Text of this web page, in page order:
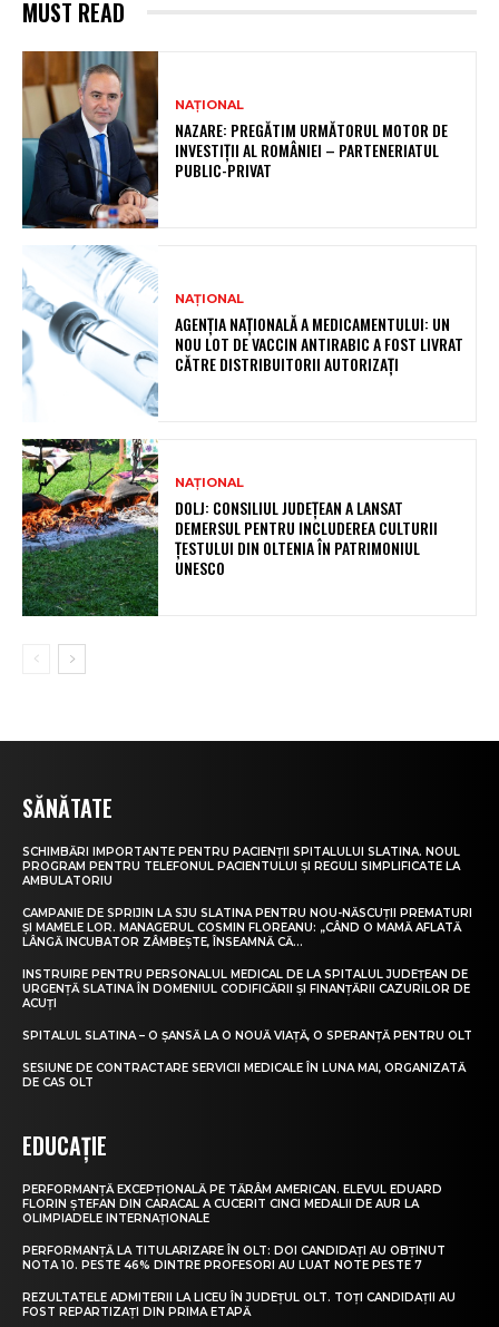
MUST READ
NAȚIONAL
NAZARE: PREGĂTIM URMĂTORUL MOTOR DE
INVESTIȚII AL ROMÂNIEI – PARTENERIATUL
PUBLIC-PRIVAT
NAȚIONAL
AGENȚIA NAȚIONALĂ A MEDICAMENTULUI: UN
NOU LOT DE VACCIN ANTIRABIC A FOST LIVRAT
CĂTRE DISTRIBUITORII AUTORIZAȚI
NAȚIONAL
DOLJ: CONSILIUL JUDEȚEAN A LANSAT
DEMERSUL PENTRU INCLUDEREA CULTURII
ȚESTULUI DIN OLTENIA ÎN PATRIMONIUL
UNESCO
SĂNĂTATE
SCHIMBĂRI IMPORTANTE PENTRU PACIENȚII SPITALULUI SLATINA. NOUL
PROGRAM PENTRU TELEFONUL PACIENTULUI ȘI REGULI SIMPLIFICATE LA
AMBULATORIU
CAMPANIE DE SPRIJIN LA SJU SLATINA PENTRU NOU-NĂSCUȚII PREMATURI
ȘI MAMELE LOR. MANAGERUL COSMIN FLOREANU: „CÂND O MAMĂ AFLATĂ
LÂNGĂ INCUBATOR ZÂMBEȘTE, ÎNSEAMNĂ CĂ...
INSTRUIRE PENTRU PERSONALUL MEDICAL DE LA SPITALUL JUDEȚEAN DE
URGENȚĂ SLATINA ÎN DOMENIUL CODIFICĂRII ȘI FINANȚĂRII CAZURILOR DE
ACUȚI
SPITALUL SLATINA – O ȘANSĂ LA O NOUĂ VIAȚĂ, O SPERANȚĂ PENTRU OLT
SESIUNE DE CONTRACTARE SERVICII MEDICALE ÎN LUNA MAI, ORGANIZATĂ
DE CAS OLT
EDUCAȚIE
PERFORMANȚĂ EXCEPȚIONALĂ PE TĂRÂM AMERICAN. ELEVUL EDUARD
FLORIN ȘTEFAN DIN CARACAL A CUCERIT CINCI MEDALII DE AUR LA
OLIMPIADELE INTERNAȚIONALE
PERFORMANȚĂ LA TITULARIZARE ÎN OLT: DOI CANDIDAȚI AU OBȚINUT
NOTA 10. PESTE 46% DINTRE PROFESORI AU LUAT NOTE PESTE 7
REZULTATELE ADMITERII LA LICEU ÎN JUDEȚUL OLT. TOȚI CANDIDAȚII AU
FOST REPARTIZAȚI DIN PRIMA ETAPĂ